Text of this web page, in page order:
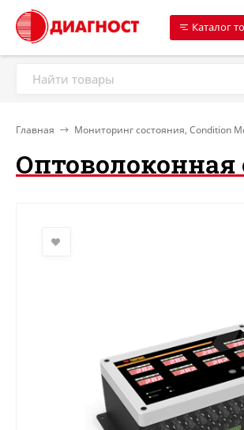
Каталог
Главная Мониторинг состояния, Condition
Оптоволоконная